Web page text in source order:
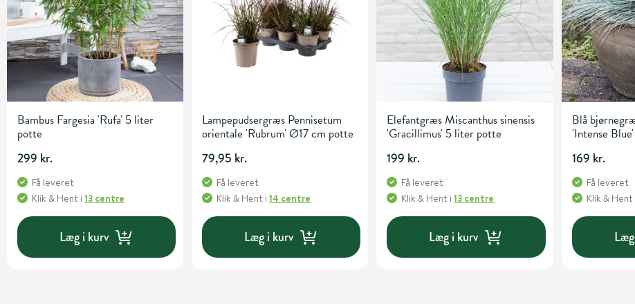
Bambus Fargesia 'Rufa' 5 liter
potte
299 kr.
Få leveret
Klik & Hent i 13 centre
Læg i kurv
Lampepudsergræs Pennisetum
orientale 'Rubrum' Ø17 cm potte
79,95 kr.
Få leveret
Klik & Hent i14 centre
Læg i kurv
Elefantgræs Miscanthus sinensis
'Gracillimus' 5 liter potte
199 kr.
Få leveret
Klik & Hent i13 centre
Læg i kurv
Blå
'Intense
169 kr.
Få leveret
Klik & Hent